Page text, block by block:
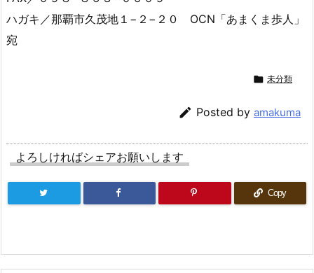
ハガキ／那覇市久茂地１−２−２０ OCN「あまくま歩人」
宛
 未分類
 Posted by amakuma
よろしければシェアお願いします
Copy